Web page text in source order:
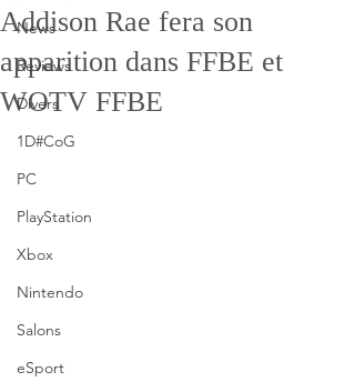
News
Reviews
Divers
1D#CoG
PC
PlayStation
Xbox
Nintendo
Salons
eSport
Addison Rae fera son
apparition dans FFBE et
WOTV FFBE